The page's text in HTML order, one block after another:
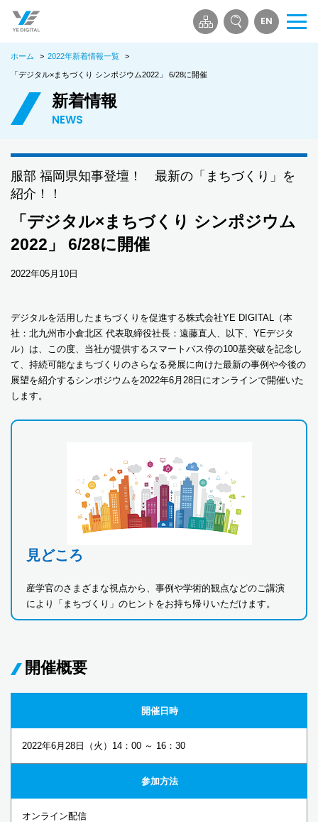
EN
メ
ホーム > 2022年新着情報一覧 >
「デジタル×まちづくり シンポジウム2022」 6/28に開催
新着情報
NEWS
服部 福岡県知事登壇！ 最新の「まちづくり」を
紹介！！
「デジタル×まちづくり シンポジウム
2022」 6/28に開催
2022年05月10日
デジタルを活用したまちづくりを促進する株式会社YE DIGITAL（本
社：北九州市小倉北区 代表取締役社長：遠藤直人、以下、YEデジタ
ル）は、この度、当社が提供するスマートバス停の100基突破を記念し
て、持続可能なまちづくりのさらなる発展に向けた最新の事例や今後の
展望を紹介するシンポジウムを2022年6月28日にオンラインで開催いた
します。
見どころ
産学官のさまざまな視点から、事例や学術的観点などのご講演
により「まちづくり」のヒントをお持ち帰りいただけます。
開催概要
開催日時
2022年6月28日（火）14：00 ～ 16：30
参加方法
オンライン配信